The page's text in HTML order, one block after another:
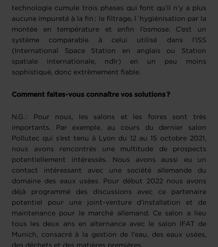
technologie cumule trois phases qui font qu’il n’y a plus
aucune impureté à la fin : le filtrage, l´hygiénisation par la
montée en température et enfin l’osmose. C’est un
système comparable à celui utilisé dans l’ISS
(International Space Station en anglais ou Station
spatiale internationale, ndlr) en un peu moins
sophistiqué, donc extrêmement fiable.
Comment faites-vous connaître vos solutions ?
N.G. : Pour nous, les salons et les foires sont très
importants. Par exemple, au cours du dernier salon
Pollutec qui s’est tenu à Lyon du 12 au 15 octobre 2021,
nous avons rencontrés une multitude de prospects
potentiellement intéressés. Nous avons aussi eu un
contact intéressant avec une société allemande du
domaine des eaux usées. Pour début 2022 nous avons
déjà programmé des discussions avec ce partenaire
potentiel pour une joint-venture d’installation et de
maintenance pour le marché allemand. Ce salon a lieu
tous les deux ans en alternance avec le salon IFAT de
Munich, consacré à la gestion de l'eau, des eaux usées,
des déchets et des matières premières.